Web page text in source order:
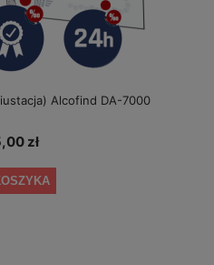
Alcofind DA-7000
zł